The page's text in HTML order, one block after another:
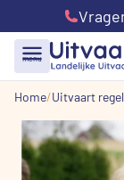
menu
Home Uitvaart